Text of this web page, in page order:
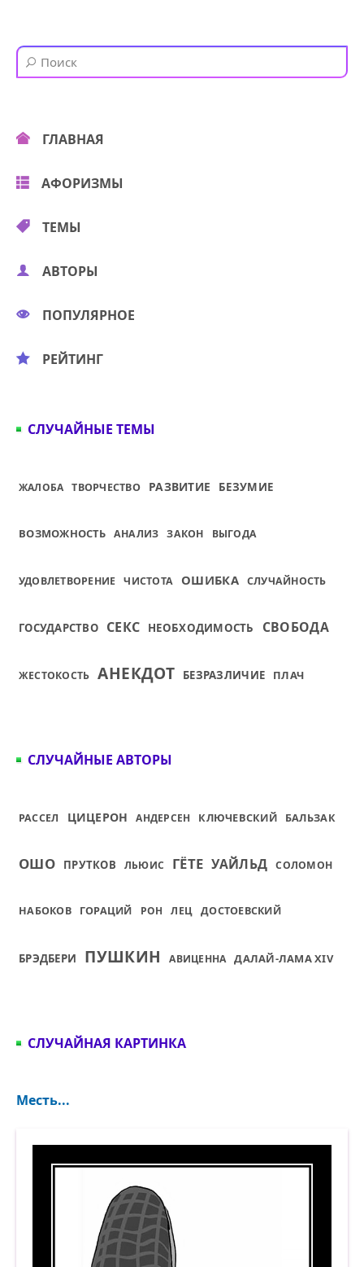
ГЛАВНАЯ
АФОРИЗМЫ
ТЕМЫ
АВТОРЫ
ПОПУЛЯРНОЕ
РЕЙТИНГ
СЛУЧАЙНЫЕ ТЕМЫ
ЖАЛОБА ТВОРЧЕСТВО РАЗВИТИЕ БЕЗУМИЕ
ВОЗМОЖНОСТЬ АНАЛИЗ ЗАКОН ВЫГОДА
УДОВЛЕТВОРЕНИЕ ЧИСТОТА ОШИБКА СЛУЧАЙНОСТЬ
ГОСУДАРСТВО СЕКС НЕОБХОДИМОСТЬ СВОБОДА
ЖЕСТОКОСТЬ АНЕКДОТ БЕЗРАЗЛИЧИЕ ПЛАЧ
СЛУЧАЙНЫЕ АВТОРЫ
РАССЕЛ ЦИЦЕРОН АНДЕРСЕН КЛЮЧЕВСКИЙ БАЛЬЗАК
ОШО ПРУТКОВ ЛЬЮИС ГЁТЕ УАЙЛЬД СОЛОМОН
НАБОКОВ ГОРАЦИЙ РОН ЛЕЦ ДОСТОЕВСКИЙ
БРЭДБЕРИ ПУШКИН АВИЦЕННА ДАЛАЙ-ЛАМА XIV
СЛУЧАЙНАЯ КАРТИНКА
Месть...